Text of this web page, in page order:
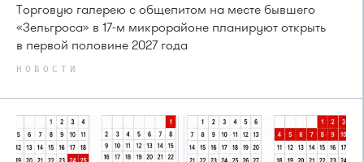
Торговую галерею с общепитом на месте бывшего
«Зельгроса» в 17-м микрорайоне планируют открыть
в первой половине 2027 года
НОВОСТИ